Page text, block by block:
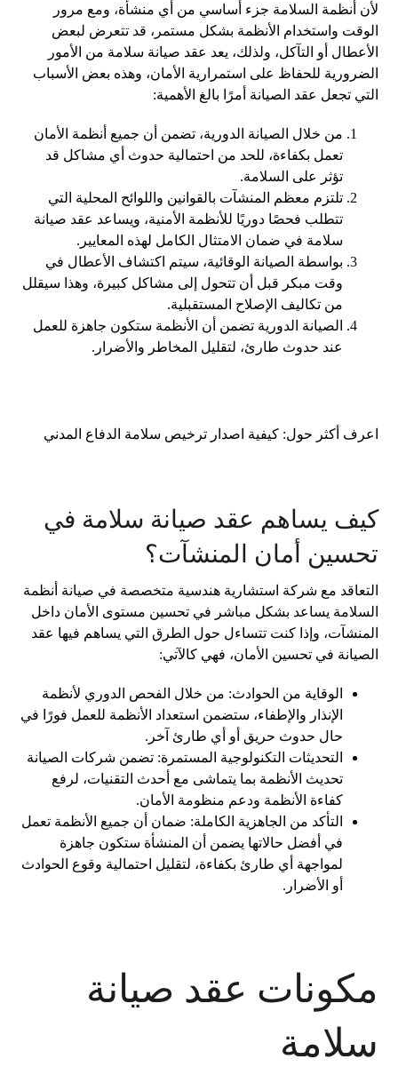
لأن أنظمة السلامة جزء أساسي من أي منشأة، ومع مرور
الوقت واستخدام الأنظمة بشكل مستمر، قد تتعرض لبعض
الأعطال أو التآكل، ولذلك، يعد عقد صيانة سلامة من الأمور
الضرورية للحفاظ على استمرارية الأمان، وهذه بعض الأسباب
التي تجعل عقد الصيانة أمرًا بالغ الأهمية:
من خلال الصيانة الدورية، تضمن أن جميع أنظمة الأمان
تعمل بكفاءة، للحد من احتمالية حدوث أي مشاكل قد
تؤثر على السلامة.
تلتزم معظم المنشآت بالقوانين واللوائح المحلية التي
تتطلب فحصًا دوريًا للأنظمة الأمنية، ويساعد عقد صيانة
سلامة في ضمان الامتثال الكامل لهذه المعايير.
بواسطة الصيانة الوقائية، سيتم اكتشاف الأعطال في
وقت مبكر قبل أن تتحول إلى مشاكل كبيرة، وهذا سيقلل
من تكاليف الإصلاح المستقبلية.
الصيانة الدورية تضمن أن الأنظمة ستكون جاهزة للعمل
عند حدوث طارئ، لتقليل المخاطر والأضرار.
اعرف أكثر حول:كيفية اصدار ترخيص سلامة الدفاع المدني
كيف يساهم عقد صيانة سلامة في
تحسين أمان المنشآت؟
التعاقد مع شركة استشارية هندسية متخصصة في صيانة أنظمة
السلامة يساعد بشكل مباشر في تحسين مستوى الأمان داخل
المنشآت، وإذا كنت تتساءل حول الطرق التي يساهم فيها عقد
الصيانة في تحسين الأمان، فهي كالآتي:
الوقاية من الحوادث: من خلال الفحص الدوري لأنظمة
الإنذار والإطفاء، ستضمن استعداد الأنظمة للعمل فورًا في
حال حدوث حريق أو أي طارئ آخر.
التحديثات التكنولوجية المستمرة: تضمن شركات الصيانة
تحديث الأنظمة بما يتماشى مع أحدث التقنيات، لرفع
كفاءة الأنظمة ودعم منظومة الأمان.
التأكد من الجاهزية الكاملة: ضمان أن جميع الأنظمة تعمل
في أفضل حالاتها يضمن أن المنشأة ستكون جاهزة
لمواجهة أي طارئ بكفاءة، لتقليل احتمالية وقوع الحوادث
أو الأضرار.
مكونات عقد صيانة
سلامة